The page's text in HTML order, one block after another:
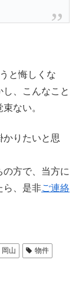
と悔しくな
、こんなこと
ない。
かりたいと思
の方で、当方に
ら、是非ご連絡
岡山
物件